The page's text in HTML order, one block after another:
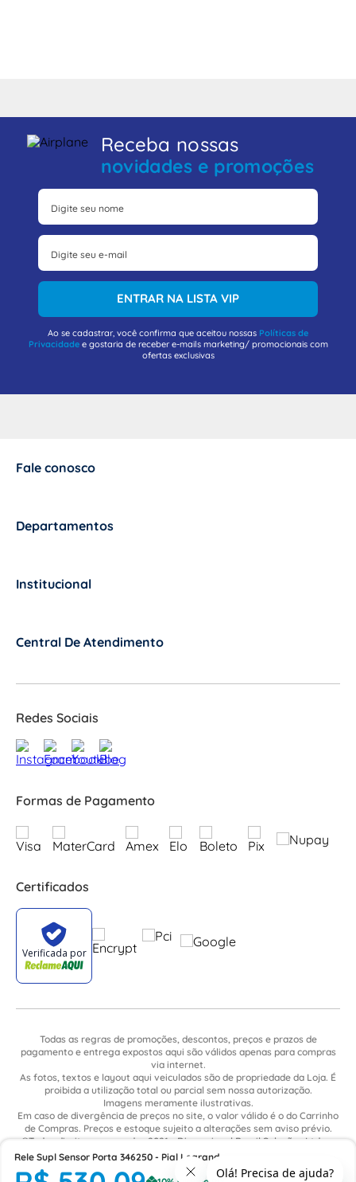
Rele Supl Sensor Porta 346250 - Pial Legrand
Receba nossas
novidades e promoções
ENTRAR NA LISTA VIP
Ao se cadastrar, você confirma que aceitou nossas Políticas de
Privacidadee gostaria de receber e-mails marketing/ promocionais com
ofertas exclusivas
Fale conosco
Departamentos
Institucional
Central De Atendimento
Redes Sociais
Formas de Pagamento
Certificados
Todas as regras de promoções, descontos, preços e prazos de
pagamento e entrega expostos aqui são válidos apenas para compras
via internet.
As fotos, textos e layout aqui veiculados são de propriedade da Loja. É
proibida a utilização total ou parcial sem nossa autorização.
Imagens meramente ilustrativas.
Em caso de divergência de preços no site, o valor válido é o do Carrinho
de Compras. Preços e estoque sujeito a alterações sem aviso prévio.
©Todos direitos reservados 2021 - Dimensional Brasil Soluções Ltda. -
CNPJ: 06.913.480/0015-63 - Avenida Armando Ragonha, 190 - Bairro
Village Limeira. Pavilhão Sítio São João - Limeira - SP / CEP: 13.481-316